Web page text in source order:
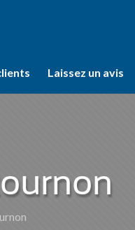
Laissez un avis